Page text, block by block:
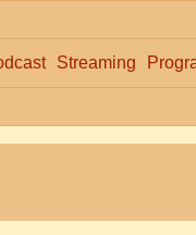
Streaming